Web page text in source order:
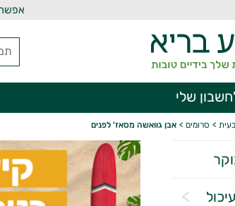
שלי
> סרומים > אבן גוואשה מסאז' לפנים